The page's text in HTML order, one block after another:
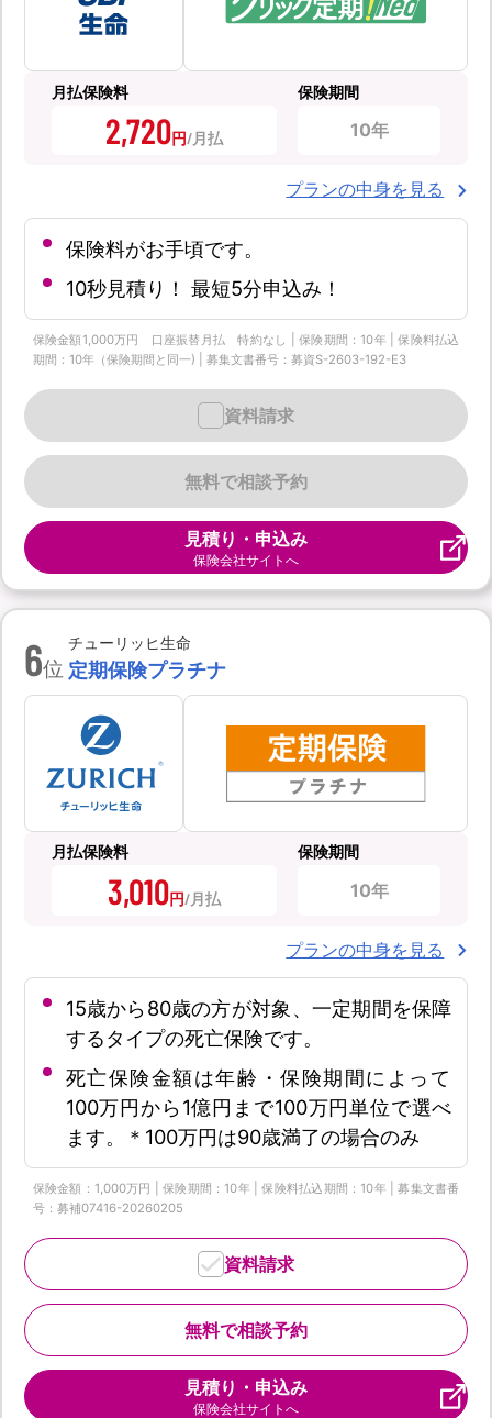
月払保険料
2,720円
保険期間
10年
プランの中身を見る
保険料がお手頃です。
10秒見積り！ 最短5分申込み！
保険金額1,000万円 口座振替月払 特約なし | 保険期間：10年 | 保険料払込
期間：10年（保険期間と同一) | 募集文書番号：募資S-2603-192-E3
無料で相談予約
資料請求
見積り・申込み
保険会社サイトへ
6位
チューリッヒ生命
定期保険プラチナ
月払保険料
3,010円
保険期間
10年
プランの中身を見る
15歳から80歳の方が対象、一定期間を保障
するタイプの死亡保険です。
死亡保険金額は年齢・保険期間によって
100万円から1億円まで100万円単位で選べ
ます。＊100万円は90歳満了の場合のみ
保険金額：1,000万円 | 保険期間：10年 | 保険料払込期間：10年 | 募集文書番
号：募補07416-20260205
無料で相談予約
資料請求
見積り・申込み
保険会社サイトへ